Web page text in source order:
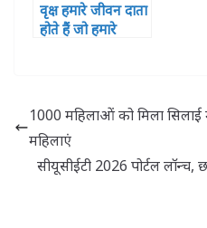
वृक्ष हमारे जीवन दाता
होते हैं जो हमारे
1000 महिलाओं को मिला
महिलाएं
सीयूसीईटी 2026 पोर्टल लॉन्च,